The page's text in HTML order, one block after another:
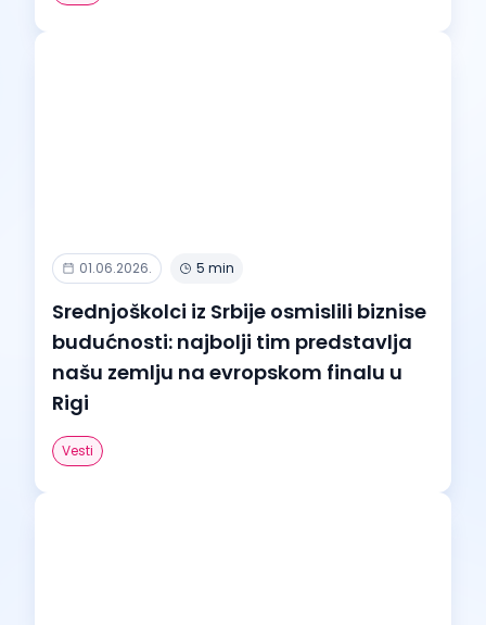
01.06.2026. 5 min
Srednjoškolci iz Srbije osmislili biznise
budućnosti: najbolji tim predstavlja
našu zemlju na evropskom finalu u
Rigi
Vesti